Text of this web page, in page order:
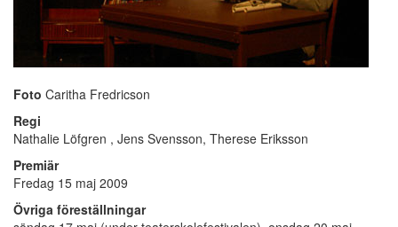
Foto Caritha Fredricson
Regi
Nathalie Löfgren , Jens Svensson, Therese Eriksson
Premiär
Fredag 15 maj 2009
Övriga föreställningar